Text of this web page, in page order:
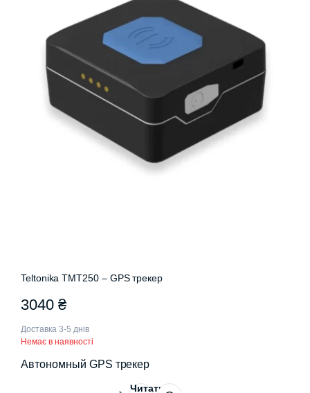
Teltonika TMT250 – GPS трекер
3040 ₴
Доставка 3-5 днів
Немає в наявності
Автономный GPS трекер
Читати